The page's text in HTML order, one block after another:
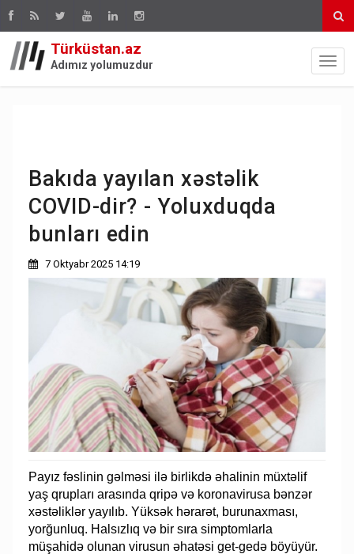
Türküstan.az
Adımız yolumuzdur
Bakıda yayılan xəstəlik
COVID-dir? - Yoluxduqda
bunları edin
7 Oktyabr 2025 14:19
Payız fəslinin gəlməsi ilə birlikdə əhalinin müxtəlif
yaş qrupları arasında qripə və koronavirusa bənzər
xəstəliklər yayılıb. Yüksək hərarət, burunaxması,
yorğunluq. Halsızlıq və bir sıra simptomlarla
müşahidə olunan virusun əhatəsi get-gedə böyüyür.